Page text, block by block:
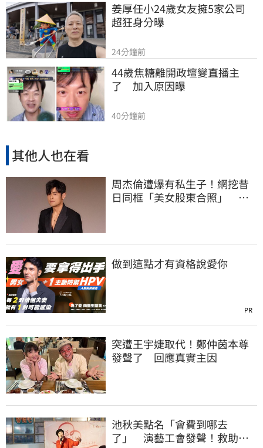
姜厚任小24歲女友擁5家公司
超狂身分曝
24分鐘前
44歲焦糖離開政壇變直播主
了　加入原因曝
40分鐘前
其他人也在看
周杰倫遭爆有私生子！網挖昔
日同框「美女股東合照」 杰
做到這點才有資格說愛你
PR
突遭王宇婕取代！鄭仲茵本尊
發聲了 回應真實主因
池秋美點名「會費到哪去
了」 演藝工會發聲！救助內